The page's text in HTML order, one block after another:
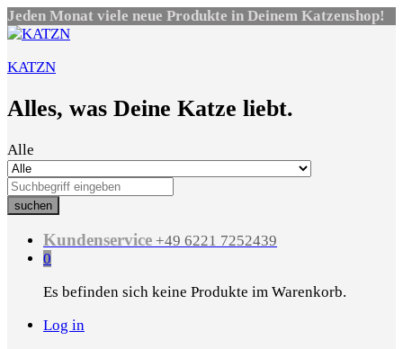
Jeden Monat viele neue Produkte in Deinem Katzenshop!
KATZN
Alles, was Deine Katze liebt.
Alle
suchen
Kundenservice +49 6221 7252439
0
Es befinden sich keine Produkte im Warenkorb.
Log in